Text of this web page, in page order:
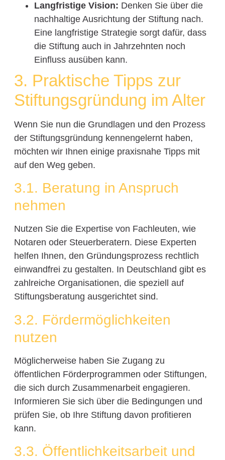
Langfristige Vision: Denken Sie über die
nachhaltige Ausrichtung der Stiftung nach.
Eine langfristige Strategie sorgt dafür, dass
die Stiftung auch in Jahrzehnten noch
Einfluss ausüben kann.
3. Praktische Tipps zur
Stiftungsgründung im Alter
Wenn Sie nun die Grundlagen und den Prozess
der Stiftungsgründung kennengelernt haben,
möchten wir Ihnen einige praxisnahe Tipps mit
auf den Weg geben.
3.1. Beratung in Anspruch
nehmen
Nutzen Sie die Expertise von Fachleuten, wie
Notaren oder Steuerberatern. Diese Experten
helfen Ihnen, den Gründungsprozess rechtlich
einwandfrei zu gestalten. In Deutschland gibt es
zahlreiche Organisationen, die speziell auf
Stiftungsberatung ausgerichtet sind.
3.2. Fördermöglichkeiten
nutzen
Möglicherweise haben Sie Zugang zu
öffentlichen Förderprogrammen oder Stiftungen,
die sich durch Zusammenarbeit engagieren.
Informieren Sie sich über die Bedingungen und
prüfen Sie, ob Ihre Stiftung davon profitieren
kann.
3.3. Öffentlichkeitsarbeit und